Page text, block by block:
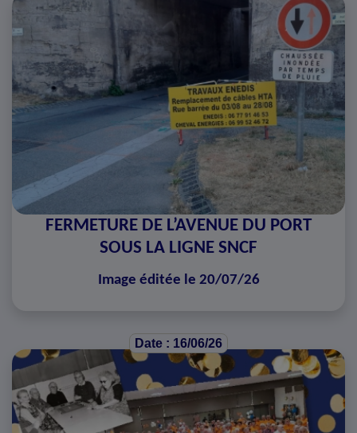
FERMETURE DE L’AVENUE DU PORT
SOUS LA LIGNE SNCF
Image éditée le 20/07/26
Date : 16/06/26